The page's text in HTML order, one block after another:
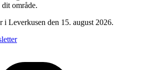
område.
i Leverkusen den 15. august 2026.